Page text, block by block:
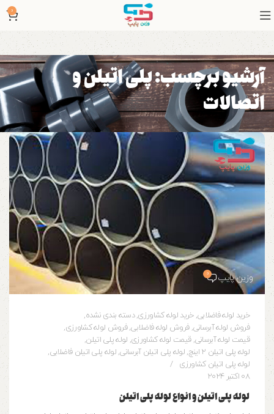
0
آرشیو برچسب: پلی اتیلن و
اتصالات
وزین پایپ 0
خرید لوله فاضلابی,خرید لوله کشاورزی,دسته بندی نشده,
فروش لوله آبرسانی,فروش لوله فاضلابی,فروش لوله کشاورزی,
قیمت لوله آبرسانی,قیمت لوله کشاورزی, لوله پلی اتیلن,
لوله پلی اتیلن 2 اینچ
, لوله پلی اتیلن آبرسانی,لوله پلی اتیلن فاضلابی,
لوله پلی اتیلن کشاورزی
08 اکتبر 2024
لوله پلی اتیلن و انواع لوله پلی اتیلن